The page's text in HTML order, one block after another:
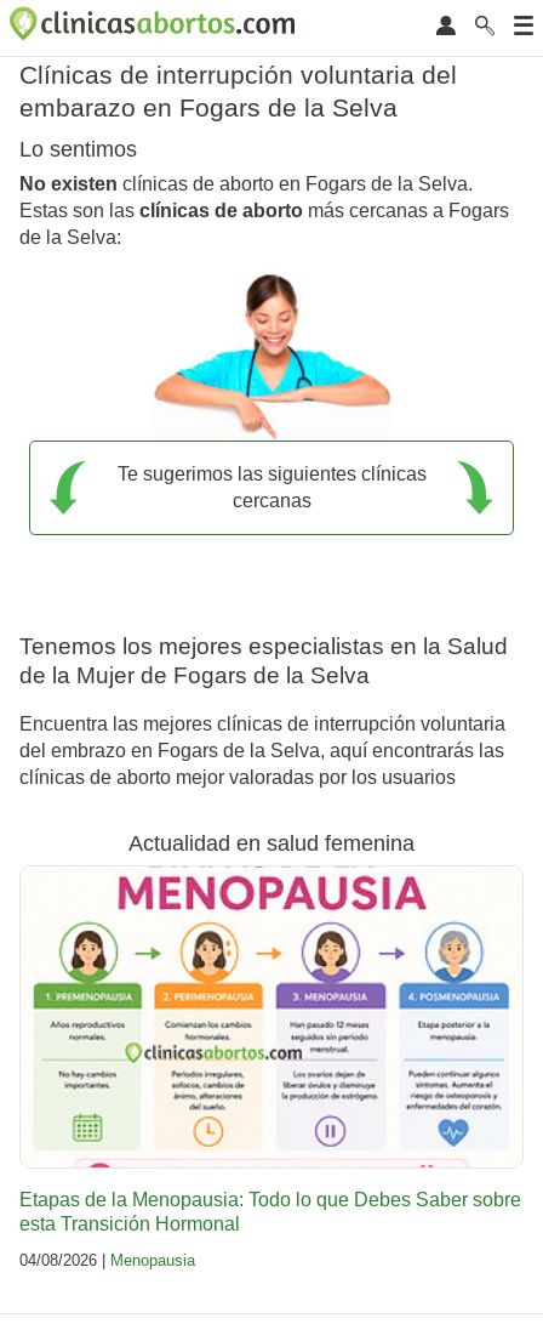
Clínicas de interrupción voluntaria del
embarazo en Fogars de la Selva
Lo sentimos
No existen clínicas de aborto en Fogars de la Selva.
Estas son las clínicas de aborto más cercanas a Fogars
de la Selva:
Te sugerimos las siguientes clínicas
cercanas
Tenemos los mejores especialistas en la Salud
de la Mujer de Fogars de la Selva
Encuentra las mejores clínicas de interrupción voluntaria
del embrazo en Fogars de la Selva, aquí encontrarás las
clínicas de aborto mejor valoradas por los usuarios
Actualidad en salud femenina
Etapas de la Menopausia: Todo lo que Debes Saber sobre
esta Transición Hormonal
04/08/2026 | Menopausia